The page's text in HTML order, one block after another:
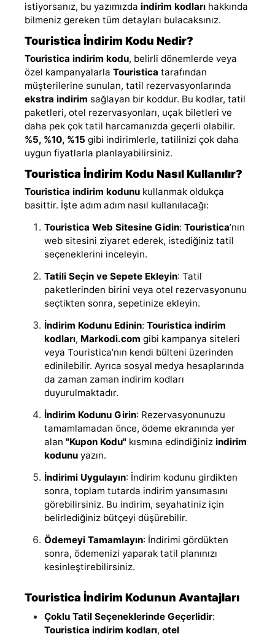
istiyorsanız, bu yazımızda indirim kodları hakkında
bilmeniz gereken tüm detayları bulacaksınız.
Touristica İndirim Kodu Nedir?
Touristica indirim kodu, belirli dönemlerde veya
özel kampanyalarla Touristica tarafından
müşterilerine sunulan, tatil rezervasyonlarında
ekstra indirim sağlayan bir koddur. Bu kodlar, tatil
paketleri, otel rezervasyonları, uçak biletleri ve
daha pek çok tatil harcamanızda geçerli olabilir.
%5, %10, %15 gibi indirimlerle, tatilinizi çok daha
uygun fiyatlarla planlayabilirsiniz.
Touristica İndirim Kodu Nasıl Kullanılır?
Touristica indirim kodunu kullanmak oldukça
basittir. İşte adım adım nasıl kullanılacağı:
Touristica Web Sitesine Gidin: Touristica’nın
web sitesini ziyaret ederek, istediğiniz tatil
seçeneklerini inceleyin.
Tatili Seçin ve Sepete Ekleyin: Tatil
paketlerinden birini veya otel rezervasyonunu
seçtikten sonra, sepetinize ekleyin.
İndirim Kodunu Edinin: Touristica indirim
kodları, Markodi.com gibi kampanya siteleri
veya Touristica’nın kendi bülteni üzerinden
edinilebilir. Ayrıca sosyal medya hesaplarında
da zaman zaman indirim kodları
duyurulmaktadır.
İndirim Kodunu Girin: Rezervasyonunuzu
tamamlamadan önce, ödeme ekranında yer
alan "Kupon Kodu" kısmına edindiğiniz indirim
kodunu yazın.
İndirimi Uygulayın: İndirim kodunu girdikten
sonra, toplam tutarda indirim yansımasını
görebilirsiniz. Bu indirim, seyahatiniz için
belirlediğiniz bütçeyi düşürebilir.
Ödemeyi Tamamlayın: İndirimi gördükten
sonra, ödemenizi yaparak tatil planınızı
kesinleştirebilirsiniz.
Touristica İndirim Kodunun Avantajları
Çoklu Tatil Seçeneklerinde Geçerlidir:
Touristica indirim kodları, otel